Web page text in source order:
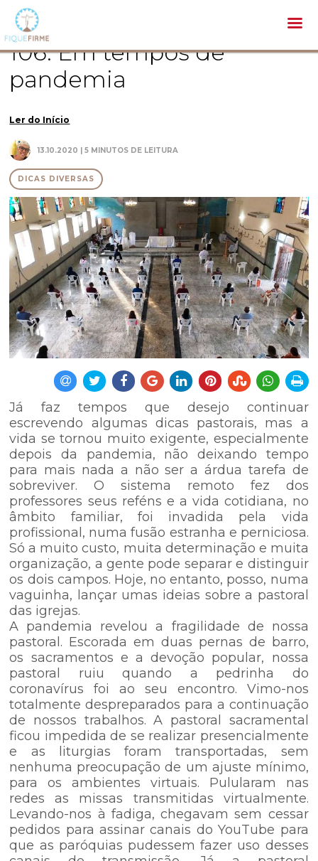
Pastoral /
106. Em tempos de
pandemia
Ler do Início
13.10.2020 | 5 MINUTOS DE LEITURA
DICAS DIVERSAS
Já faz tempos que desejo continuar
escrevendo algumas dicas pastorais, mas a
vida se tornou muito exigente, especialmente
depois da pandemia, não deixando tempo
para mais nada a não ser a árdua tarefa de
sobreviver. O sistema remoto fez dos
professores seus reféns e a vida cotidiana, no
âmbito familiar, foi invadida pela vida
profissional, numa fusão estranha e perniciosa.
Só a muito custo, muita determinação e muita
organização, a gente pode separar e distinguir
os dois campos. Hoje, no entanto, posso, numa
vaguinha, lançar umas ideias sobre a pastoral
das igrejas.
A pandemia revelou a fragilidade de nossa
pastoral. Escorada em duas pernas de barro,
os sacramentos e a devoção popular, nossa
pastoral ruiu quando a pedrinha do
coronavírus foi ao seu encontro. Vimo-nos
totalmente despreparados para a continuação
de nossos trabalhos. A pastoral sacramental
ficou impedida de se realizar presencialmente
e as liturgias foram transportadas, sem
nenhuma preocupação de um ajuste mínimo,
para os ambientes virtuais. Pulularam nas
redes as missas transmitidas virtualmente.
Levando-nos à fadiga, chegavam sem cessar
pedidos para assinar canais do YouTube para
que as paróquias pudessem fazer uso desses